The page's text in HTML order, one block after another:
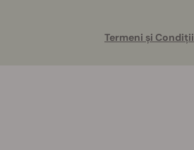
Termeni și Condiții